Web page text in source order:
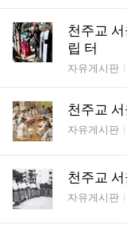
천주교
립 터
게시판명
자유게시판
천주교
게시판명
자유게시판
천주교
게시판명
자유게시판